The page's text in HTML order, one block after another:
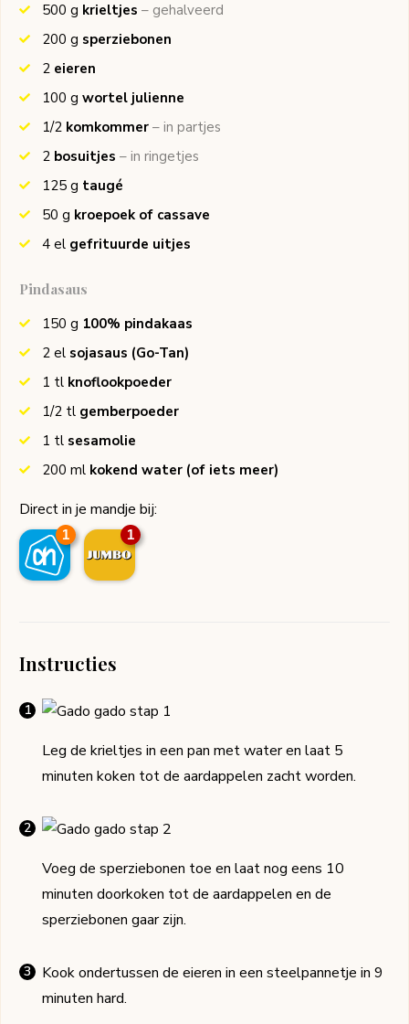
500 g krieltjes – gehalveerd
200 g sperziebonen
2 eieren
100 g wortel julienne
1/2 komkommer – in partjes
2 bosuitjes – in ringetjes
125 g taugé
50 g kroepoek of cassave
4 el gefrituurde uitjes
Pindasaus
150 g 100% pindakaas
2 el sojasaus (Go-Tan)
1 tl knoflookpoeder
1/2 tl gemberpoeder
1 tl sesamolie
200 ml kokend water (of iets meer)
Direct in je mandje bij:
1 1
Instructies
Leg de krieltjes in een pan met water en laat 5
minuten koken tot de aardappelen zacht worden.
Voeg de sperziebonen toe en laat nog eens 10
minuten doorkoken tot de aardappelen en de
sperziebonen gaar zijn.
Kook ondertussen de eieren in een steelpannetje in 9
minuten hard.